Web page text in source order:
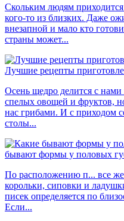
Скольким людям
кого-то из близких. Даже
внезапной и мало кто
страны может...
Лучшие рецепты
Осень щедро делится с нами
спелых овощей и фруктов,
нас грибами. И с приходом
столы...
бывают формы у половых
По расположению п... все
корольки, сиповки и
писек определяется по
Если...